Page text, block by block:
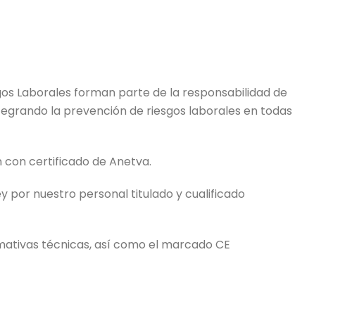
Laborales forman parte de la responsabilidad de
la prevención de riesgos laborales en todas
con certificado de Anetva.
por nuestro personal titulado y cualificado
técnicas, así como el marcado CE